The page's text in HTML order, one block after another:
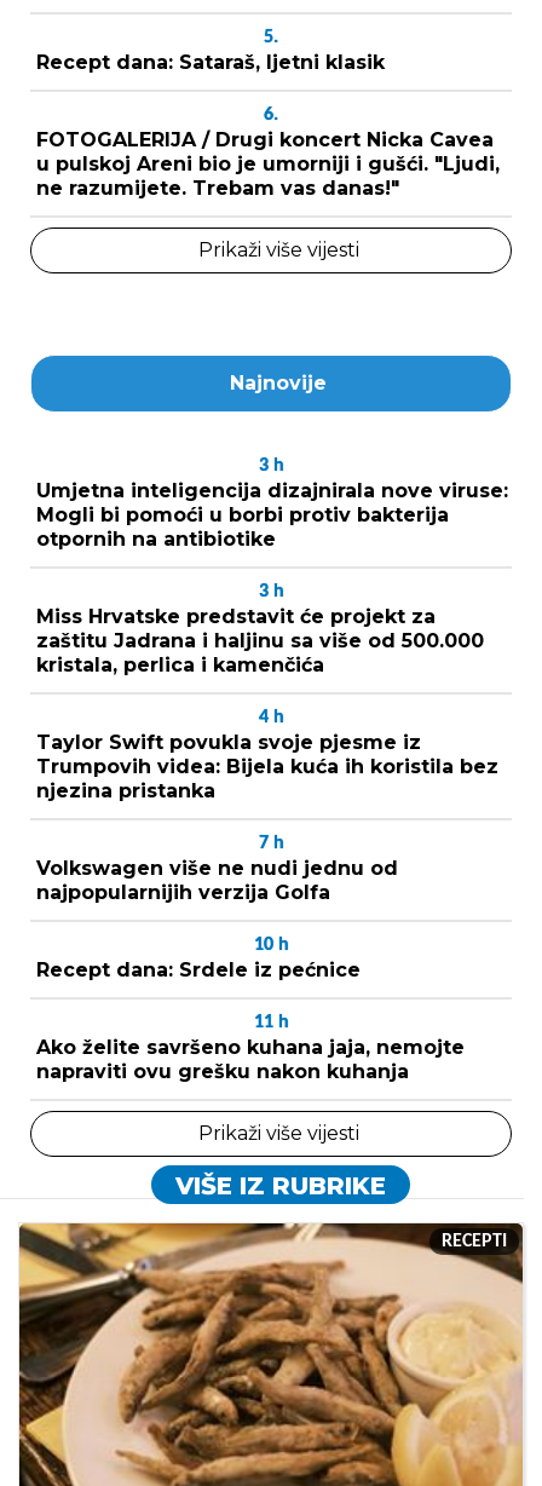
5.
Recept dana: Sataraš, ljetni klasik
6.
FOTOGALERIJA / Drugi koncert Nicka Cavea
u pulskoj Areni bio je umorniji i gušći. "Ljudi,
ne razumijete. Trebam vas danas!"
Prikaži više vijesti
Najnovije
3 h
Umjetna inteligencija dizajnirala nove viruse:
Mogli bi pomoći u borbi protiv bakterija
otpornih na antibiotike
3 h
Miss Hrvatske predstavit će projekt za
zaštitu Jadrana i haljinu sa više od 500.000
kristala, perlica i kamenčića
4 h
Taylor Swift povukla svoje pjesme iz
Trumpovih videa: Bijela kuća ih koristila bez
njezina pristanka
7 h
Volkswagen više ne nudi jednu od
najpopularnijih verzija Golfa
10 h
Recept dana: Srdele iz pećnice
11 h
Ako želite savršeno kuhana jaja, nemojte
napraviti ovu grešku nakon kuhanja
Prikaži više vijesti
VIŠE IZ RUBRIKE
RECEPTI